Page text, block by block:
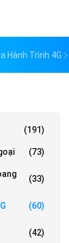
Hành Trình 4G
(191)
(73)
(33)
(60)
(42)